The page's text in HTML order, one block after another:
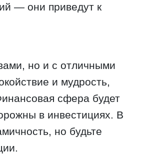
— они приведут к
но и с отличными
и мудрость,
сфера будет
в инвестициях. В
но будьте